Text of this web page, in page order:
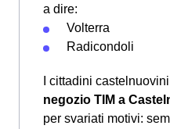
a dire:
Volterra
Radicondoli
I cittadini
negozio TIM a
per svariati motivi: